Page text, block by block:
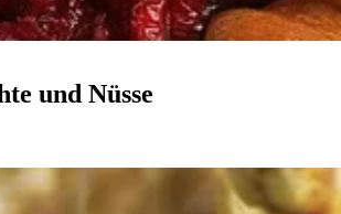
und Nüsse